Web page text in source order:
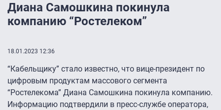
Диана Самошкина покинула
компанию “Ростелеком”
18.01.2023 12:36
“Кабельщику” стало известно, что вице-президент по
цифровым продуктам массового сегмента
“Ростелекома” Диана Самошкина покинула компанию.
Информацию подтвердили в пресс-службе оператора,